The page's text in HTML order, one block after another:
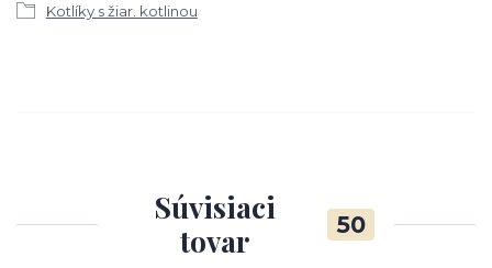
Kotlíky s žiar. kotlinou
Súvisiaci
tovar
50